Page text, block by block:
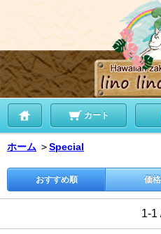
カート
ホーム ＞Special
おすすめ順 価
1-1